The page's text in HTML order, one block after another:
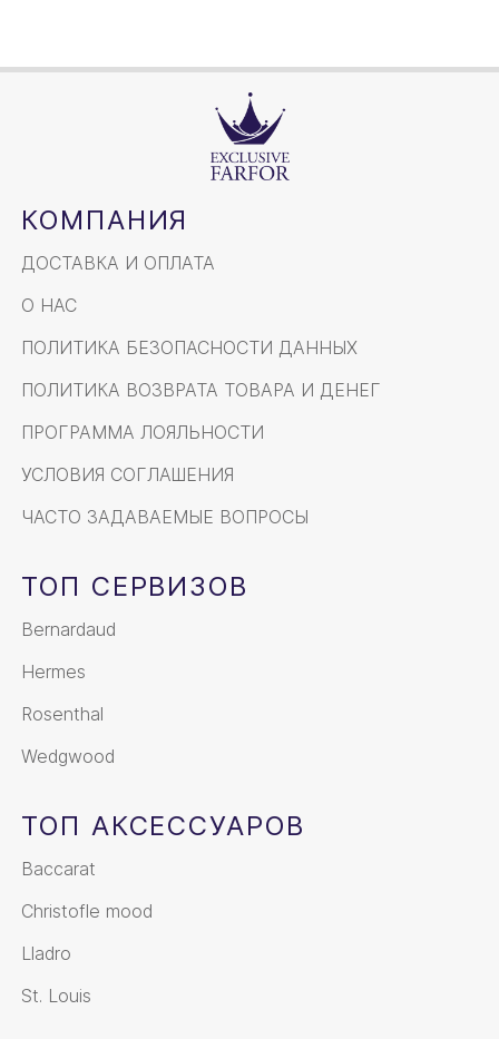
КОМПАНИЯ
ДОСТАВКА И ОПЛАТА
О НАС
ПОЛИТИКА БЕЗОПАСНОСТИ ДАННЫХ
ПОЛИТИКА ВОЗВРАТА ТОВАРА И ДЕНЕГ
ПРОГРАММА ЛОЯЛЬНОСТИ
УСЛОВИЯ СОГЛАШЕНИЯ
ЧАСТО ЗАДАВАЕМЫЕ ВОПРОСЫ
ТОП СЕРВИЗОВ
Bernardaud
Hermes
Rosenthal
Wedgwood
ТОП АКСЕССУАРОВ
Baccarat
Christofle mood
Lladro
St. Louis